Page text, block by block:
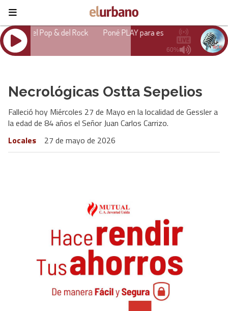
Necrológicas Ostta Sepelios
Falleció hoy Miércoles 27 de Mayo en la localidad de Gessler a
la edad de 84 años el Señor Juan Carlos Carrizo.
Locales
27 de mayo de 2026